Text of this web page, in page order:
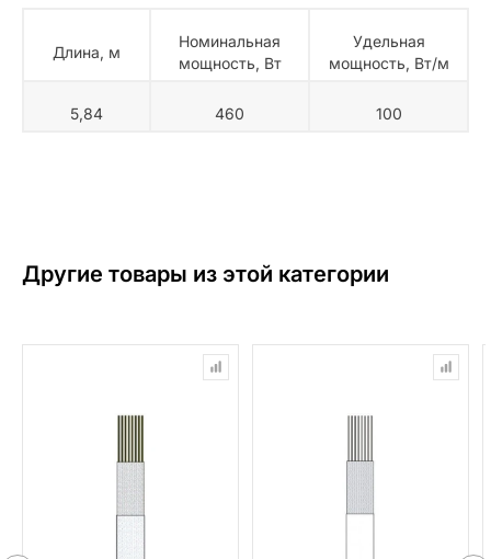
Длина, м
Номинальная
мощность, Вт
Удельная
мощность, Вт/м
5,84 460 100
Другие товары из этой категории